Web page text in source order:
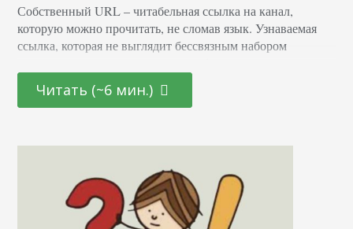
Собственный URL – читабельная ссылка на канал,
которую можно прочитать, не сломав язык. Узнаваемая
ссылка, которая не выглядит бессвязным набором
узнаваемости вашего бренда, его раскрутке и развитии.
На…
Читать (~6 мин.)